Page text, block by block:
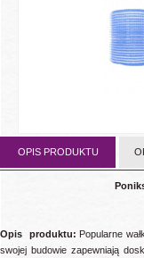
OPIS PRODUKTU
Opis produktu: Popularne
swojej budowie zapewniają